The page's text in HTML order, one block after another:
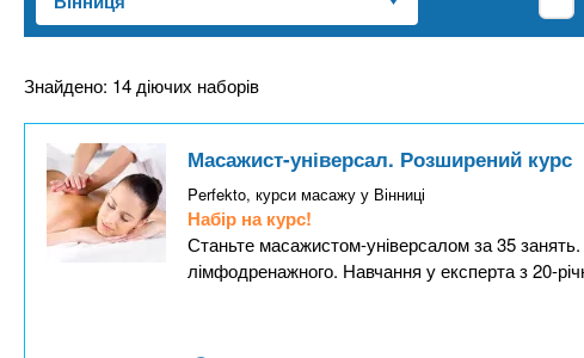
n
t
s
и
х
з
а
Знайдено: 14 діючих наборів
Масажист-універсал. Розширений курс
Perfekto, курси масажу у Вінниці
Набір на курс!
Станьте масажистом-універсалом за 35
лімфодренажного. Навчання у експерта з 20-